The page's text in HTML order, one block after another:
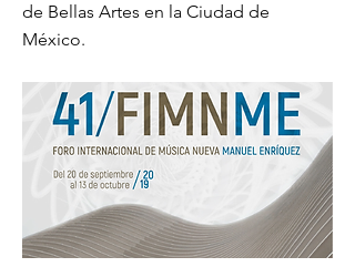
de Bellas Artes en la Ciudad de
México.